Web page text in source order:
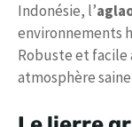
Indonésie, l’
environnements
Robuste et
atmosphère